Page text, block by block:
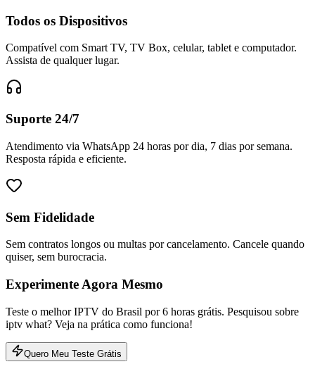
Todos os Dispositivos
Compatível com Smart TV, TV Box, celular, tablet e computador.
Assista de qualquer lugar.
Suporte 24/7
Atendimento via WhatsApp 24 horas por dia, 7 dias por semana.
Resposta rápida e eficiente.
Sem Fidelidade
Sem contratos longos ou multas por cancelamento. Cancele quando
quiser, sem burocracia.
Experimente Agora Mesmo
Teste o melhor IPTV do Brasil por 6 horas grátis. Pesquisou sobre
iptv what? Veja na prática como funciona!
Quero Meu Teste Grátis